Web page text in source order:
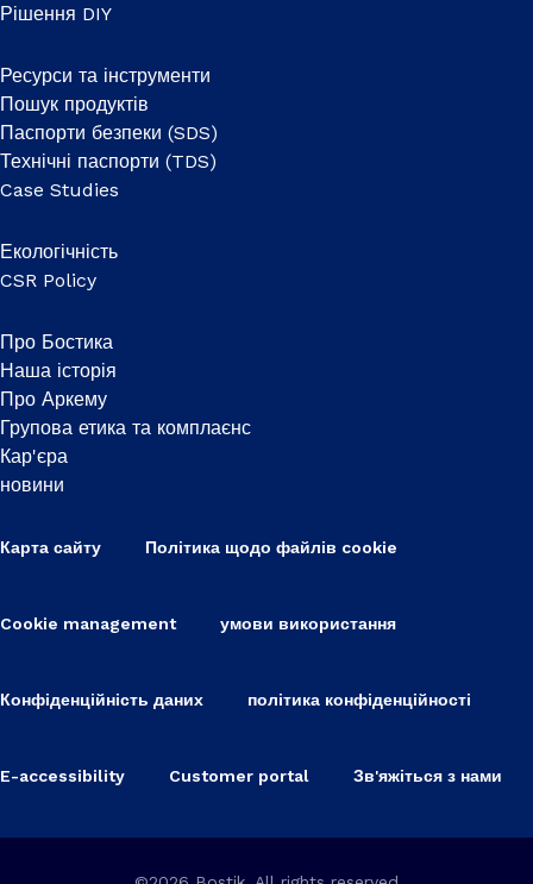
Рішення DIY
Ресурси та інструменти
Пошук продуктів
Паспорти безпеки (SDS)
Технічні паспорти (TDS)
Case Studies
Екологічність
CSR Policy
Про Бостика
Наша історія
Про Аркему
Групова етика та комплаєнс
Кар'єра
новини
Карта сайту Політика щодо файлів cookie
Cookie management умови використання
Конфіденційність даних політика конфіденційності
E-accessibility Customer portal Зв'яжіться з нами